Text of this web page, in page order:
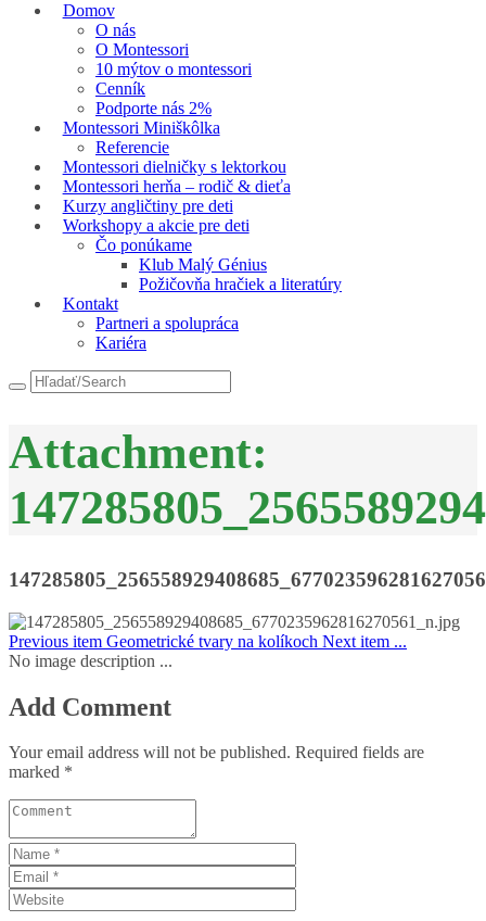
Domov
O nás
O Montessori
10 mýtov o montessori
Cenník
Podporte nás 2%
Montessori Miniškôlka
Referencie
Montessori dielničky s lektorkou
Montessori herňa – rodič & dieťa
Kurzy angličtiny pre deti
Workshopy a akcie pre deti
Čo ponúkame
Klub Malý Génius
Požičovňa hračiek a literatúry
Kontakt
Partneri a spolupráca
Kariéra
Attachment:
Previous item Geometrické tvary na kolíkoch Next item ...
No image description ...
Add Comment
Your email address will not be published. Required fields are
marked *